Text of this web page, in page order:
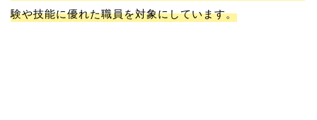
験や技能に優れた職員を対象にしています。